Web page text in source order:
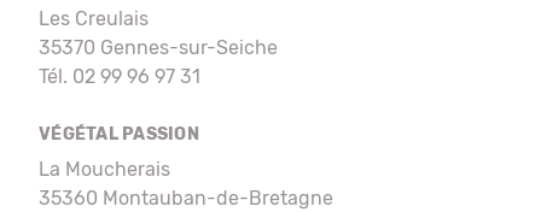
Les Creulais
35370 Gennes-sur-Seiche
Tél. 02 99 96 97 31
VÉGÉTAL PASSION
La Moucherais
35360 Montauban-de-Bretagne